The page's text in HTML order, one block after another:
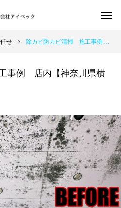
せ 除カビ防カビ清掃 施工事例 店内【神奈川県横浜市】食品スーパー様
事例 店内【神奈川県横